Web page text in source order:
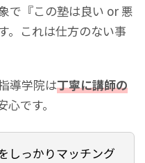
で『この塾は良い or 悪
。これは仕方のない事
導学院は丁寧に講師の
心です。
しっかりマッチング